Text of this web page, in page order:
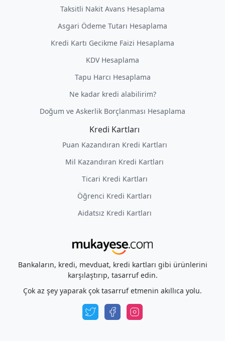
Taksitli Nakit Avans Hesaplama
Asgari Ödeme Tutarı Hesaplama
Kredi Kartı Gecikme Faizi Hesaplama
KDV Hesaplama
Tapu Harcı Hesaplama
Ne kadar kredi alabilirim?
Doğum ve Askerlik Borçlanması Hesaplama
Kredi Kartları
Puan Kazandıran Kredi Kartları
Mil Kazandıran Kredi Kartları
Ticari Kredi Kartları
Öğrenci Kredi Kartları
Aidatsız Kredi Kartları
Bankaların, kredi, mevduat, kredi kartları gibi ürünlerini
karşılaştırıp, tasarruf edin.
Çok az şey yaparak çok tasarruf etmenin akıllıca yolu.